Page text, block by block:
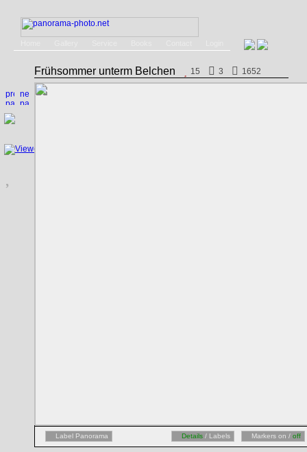
Frühsommer unterm Belchen 15 3 1652
Label Panorama Details / Labels Markers on / off